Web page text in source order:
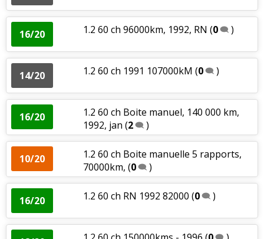
16/20 1.2 60 ch 96000km, 1992, RN (0 )
14/20 1.2 60 ch 1991 107000kM (0 )
16/20
1.2 60 ch Boite manuel, 140 000 km,
1992, jan (2 )
10/20
1.2 60 ch Boite manuelle 5 rapports,
70000km, (0 )
16/20 1.2 60 ch RN 1992 82000 (0 )